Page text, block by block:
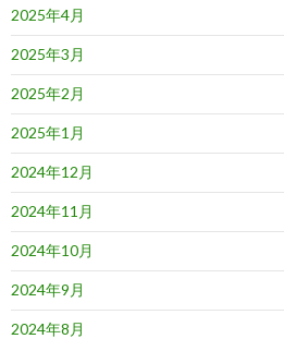
2025年4月
2025年3月
2025年2月
2025年1月
2024年12月
2024年11月
2024年10月
2024年9月
2024年8月